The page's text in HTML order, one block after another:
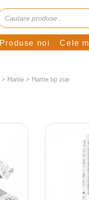
Produse noi Cele
> Hartie > Hartie tip ziar